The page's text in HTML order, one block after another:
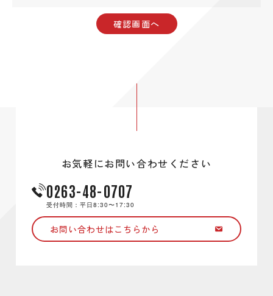
確認画面へ
お気軽にお問い合わせください
0263-48-0707
受付時間：平日8:30〜17:30
お問い合わせはこちらから